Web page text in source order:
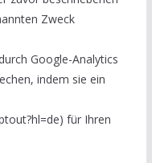
Zweck
Google-Analytics
indem sie ein
für Ihren